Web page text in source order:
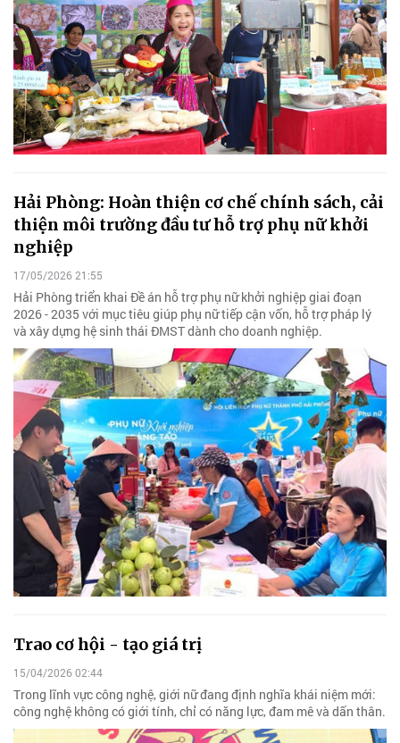
Hải Phòng: Hoàn thiện cơ chế chính sách, cải
thiện môi trường đầu tư hỗ trợ phụ nữ khởi
nghiệp
17/05/2026 21:55
Hải Phòng triển khai Đề án hỗ trợ phụ nữ khởi nghiệp giai đoạn
2026 - 2035 với mục tiêu giúp phụ nữ tiếp cận vốn, hỗ trợ pháp lý
và xây dựng hệ sinh thái ĐMST dành cho doanh nghiệp.
Trao cơ hội - tạo giá trị
15/04/2026 02:44
Trong lĩnh vực công nghệ, giới nữ đang định nghĩa khái niệm mới:
công nghệ không có giới tính, chỉ có năng lực, đam mê và dấn thân.